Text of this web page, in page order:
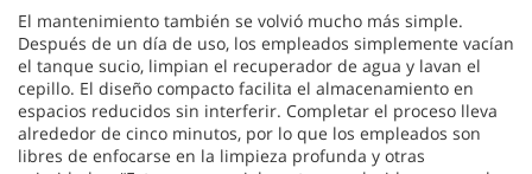
El mantenimiento también se volvió mucho más simple.
Después de un día de uso, los empleados simplemente vacían
el tanque sucio, limpian el recuperador de agua y lavan el
cepillo. El diseño compacto facilita el almacenamiento en
espacios reducidos sin interferir. Completar el proceso lleva
alrededor de cinco minutos, por lo que los empleados son
libres de enfocarse en la limpieza profunda y otras